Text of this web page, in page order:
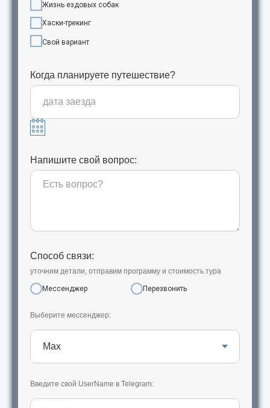
Жизнь ездовых собак
Хаски-трекинг
Свой вариант
Когда планируете путешествие?
Напишите свой вопрос:
Способ связи:
уточним детали, отправим программу и стоимость тура
Мессенджер Перезвонить
Выберите мессенджер:
Введите свой UserName в Telegram: